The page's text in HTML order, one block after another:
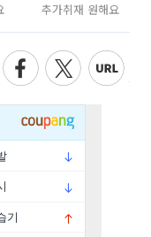
추가취재 원해요